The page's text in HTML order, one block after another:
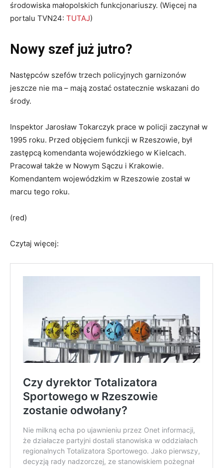
środowiska małopolskich funkcjonariuszy. (Więcej na
portalu TVN24: TUTAJ)
Nowy szef już jutro?
Następców szefów trzech policyjnych garnizonów
jeszcze nie ma – mają zostać ostatecznie wskazani do
środy.
Inspektor Jarosław Tokarczyk prace w policji zaczynał w
1995 roku. Przed objęciem funkcji w Rzeszowie, był
zastępcą komendanta wojewódzkiego w Kielcach.
Pracował także w Nowym Sączu i Krakowie.
Komendantem wojewódzkim w Rzeszowie został w
marcu tego roku.
(red)
Czytaj więcej: